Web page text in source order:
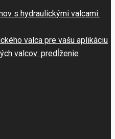
s hydraulickými valcami:
valca pre vašu aplikáciu
valcov: predĺženie